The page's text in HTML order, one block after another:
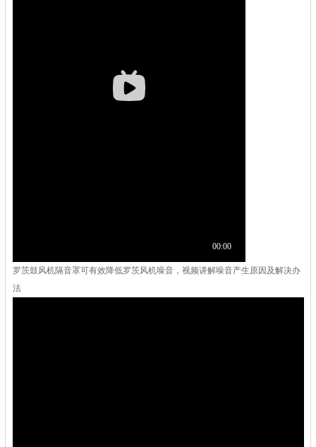
罗茨鼓风机隔音罩可有效降低罗茨风机噪音，视频讲解噪音产生原因及解决办
法